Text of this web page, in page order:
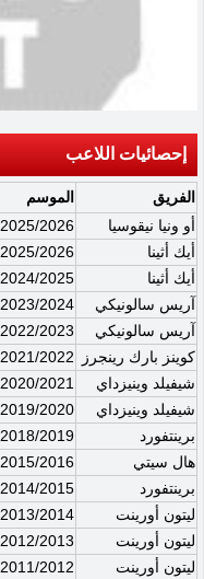
إحصائيات اللاعب
الفريق
الموسم
أو ونيا نيقوسيا
2025/2026
أيك أثينا
2025/2026
أيك أثينا
2024/2025
آريس سالونيكي
2023/2024
آريس سالونيكي
2022/2023
كوينز بارك رينجرز
2021/2022
شيفيلد وينيزداي
2020/2021
شيفيلد وينيزداي
2019/2020
برينتفورد
2018/2019
هال سيتي
2015/2016
برينتفورد
2014/2015
ليتون أورينت
2013/2014
ليتون أورينت
2012/2013
ليتون أورينت
2011/2012